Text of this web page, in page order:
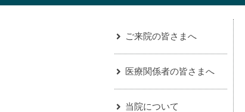
ご来院の皆さまへ
医療関係者の皆さまへ
当院について